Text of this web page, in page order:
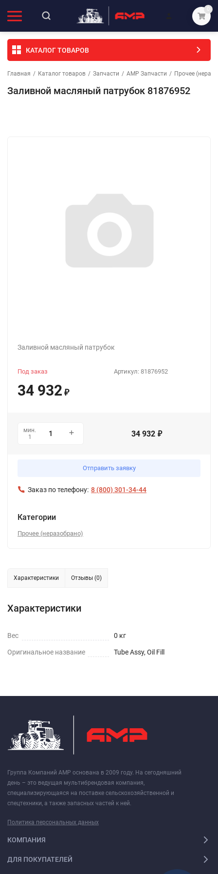
0
КАТАЛОГ ТОВАРОВ
Главная / Каталог товаров / Запчасти / АМР Запчасти / Прочее
Заливной масляный патрубок 81876952
Заливной масляный патрубок
Артикул: 81876952
Под заказ
34 932 ₽
мин.
1
34 932 ₽
Отправить заявку
Заказ по телефону: 8 (800) 301-34-44
Категории
Прочее (неразобрано)
Характеристики Отзывы (0)
Характеристики
Вес 0 кг
Оригинальное название Tube Assy, Oil Fill
Группа Компаний АМР основана в 2009 году. На сегодняшний
день – это ведущая мультибрендовая компания,
специализирующаяся на поставке сельскохозяйственной и
спецтехники, а также запасных частей к ней.
Политика персональных данных
КОМПАНИЯ
ДЛЯ ПОКУПАТЕЛЕЙ